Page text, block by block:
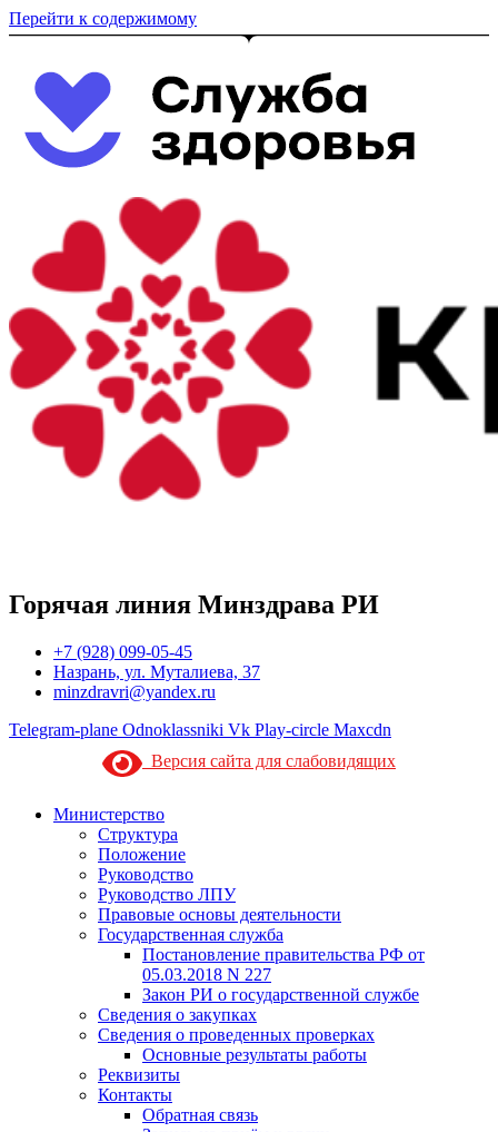
Перейти к содержимому
Горячая линия Минздрава РИ
+7 (928) 099-05-45
Назрань, ул. Муталиева, 37
minzdravri@yandex.ru
Telegram-plane Odnoklassniki Vk Play-circle Maxcdn
Версия сайта для слабовидящих
Министерство
Структура
Положение
Руководство
Руководство ЛПУ
Правовые основы деятельности
Государственная служба
Постановление правительства РФ от
05.03.2018 N 227
Закон РИ о государственной службе
Сведения о закупках
Сведения о проведенных проверках
Основные результаты работы
Реквизиты
Контакты
Обратная связь